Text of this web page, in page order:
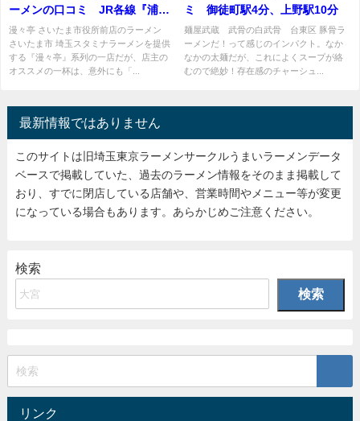
ーメンの口コミ JR各線『浦和
駅』より徒歩約10分
漫々亭 さいたま市役所前店のラーメン
さいたま市 埼玉スタミナラーメンを提供
する『漫々亭』系列の一店だが、店主の
オススメの一杯は、意外にも「...
ミ 御徒町駅4分、上野駅10分
麺屋武蔵 武骨の白武骨 台東区 豚骨ラ
ーメンだ！って感じのインパクト。なか
なかの太麺だが、これによくスープが絡
むので絶妙！存在感のチャーシュ...
最新情報ではありません
このサイトは旧埼玉東京ラーメンサークルうまいラーメンデータ
ベースで掲載していた、過去のラーメン情報をそのまま掲載して
おり、すでに閉店している店舗や、営業時間やメニュー等が変更
になっている場合もあります。あらかじめご注意ください。
検索
検索
リンク